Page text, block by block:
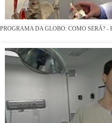
PROGRAMA DA GLOBO: COMO SERÁ? -